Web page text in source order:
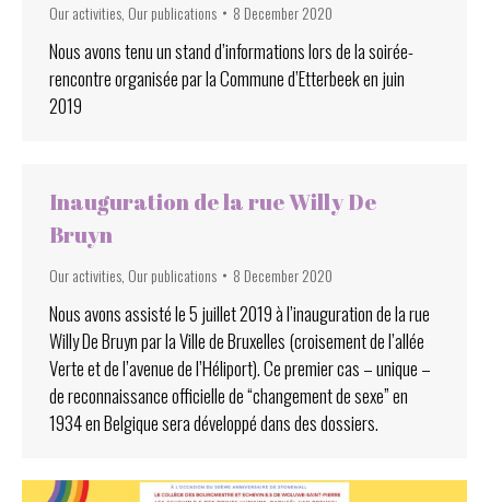
Our activities, Our publications 8 December 2020
Nous avons tenu un stand d’informations lors de la soirée-
rencontre organisée par la Commune d’Etterbeek en juin
2019
Inauguration de la rue Willy De
Bruyn
Our activities Our publications 8 December 2020
Nous avons assisté le 5 juillet 2019 à l’inauguration de la rue
Willy De Bruyn par la Ville de Bruxelles (croisement de l’allée
Verte et de l’avenue de l’Héliport). Ce premier cas – unique –
de reconnaissance officielle de “changement de sexe” en
1934 en Belgique sera développé dans des dossiers.